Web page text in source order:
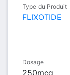
Type du Produit
FLIXOTIDE
Dosage
250mcg